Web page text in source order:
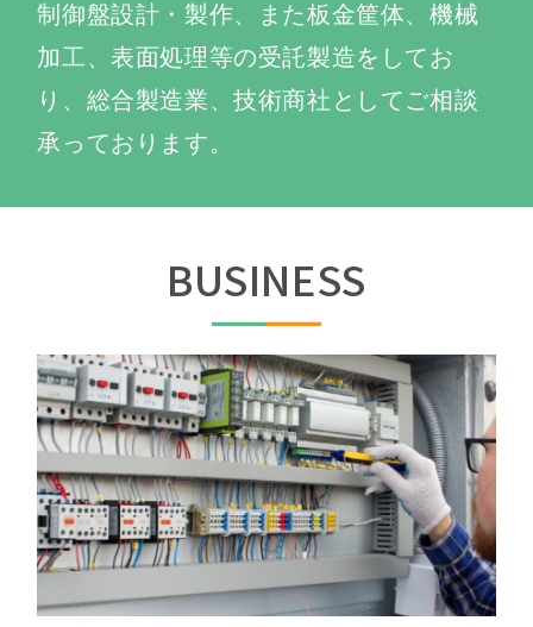
制御盤設計・製作、また板金筐体、機械
加工、表面処理等の受託製造をしてお
り、 総合製造業、技術商社としてご相談
承っております。
BUSINESS